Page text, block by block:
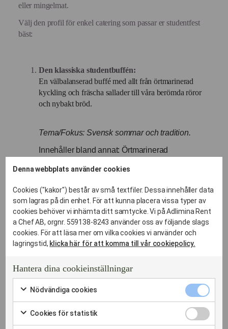
eller mingelmat.
Välj den profil för enkel catering som passar er studentfest
bäst:
Den klassiska studentbuffén:
En välbalanserad buffé med allt från örtmarinerad
kyckling och fräscha sallader till våra berömda röror
och nybakt bröd.­
Tema/Fokus: Svensk sommar och tradition.
Innehåller bland annat: Örtmarinerad
kapris och gräslök, västerbottenspaj, fräsch
grönsallad, två sorters kallrörda såser och
nybakat surdegsbröd med vispat smör.
Pris från: 395 kr/kuvert
Den moderna Nordiska buffén:
smaker så tar vi fram en elegant buffé.
Fokus: Elegans, närproducerat och säsongens
primörer.
Innehåller bland annat: Lågtempererad svensk
Denna webbplats använder cookies
Cookies ("kakor") består av små textfiler. Dessa innehåller data
som lagras på din enhet. För att kunna placera vissa typer av
cookies behöver vi inhämta ditt samtycke. Vi på Adlimina Rent
a Chef AB, orgnr. 559138-8243 använder oss av följande slags
cookies. För att läsa mer om vilka cookies vi använder och
lagringstid, klicka här för att komma till vår cookiepolicy.
Hantera dina cookieinställningar
Nödvändiga cookies
att
samtycka
cookies
kryssruta
Cookies för statistik
Cookies
för